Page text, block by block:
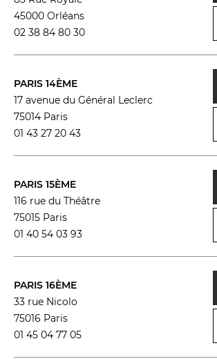
45000 Orléans
02 38 84 80 30
PARIS 14ÈME
17 avenue du Général Leclerc
75014 Paris
01 43 27 20 43
PARIS 15ÈME
116 rue du Théâtre
75015 Paris
01 40 54 03 93
PARIS 16ÈME
33 rue Nicolo
75016 Paris
01 45 04 77 05